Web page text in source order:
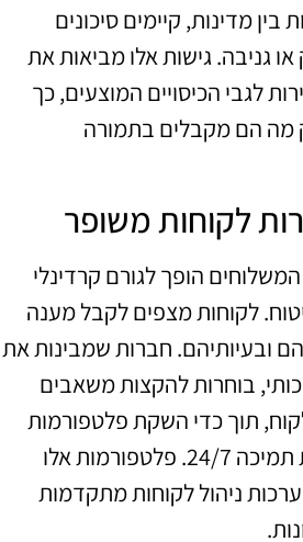
מדינות, קיימים סיכונים
או גניבה. גישות אלו מביאות את
לגבי הכיסויים המוצעים, כך
מה הם מקבלים בתמורה
לקוחות משופר
הופך לגורם קרדינלי
לקוחות מצפים לקבל מענה
ובעיותיהם. חברות שמבינות את
בוחרות להקצות משאבים
תוך כדי השקת פלטפורמות
טכנולוגיות המאפשרות תמיכה 24/7. פלטפורמות אלו
ניהול לקוחות מתקדמות